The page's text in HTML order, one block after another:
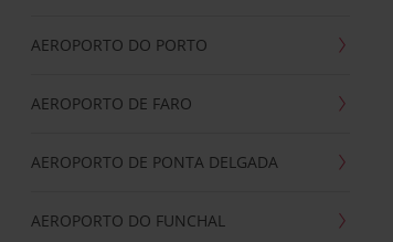
AEROPORTO DO PORTO
AEROPORTO DE FARO
AEROPORTO DE PONTA DELGADA
AEROPORTO DO FUNCHAL